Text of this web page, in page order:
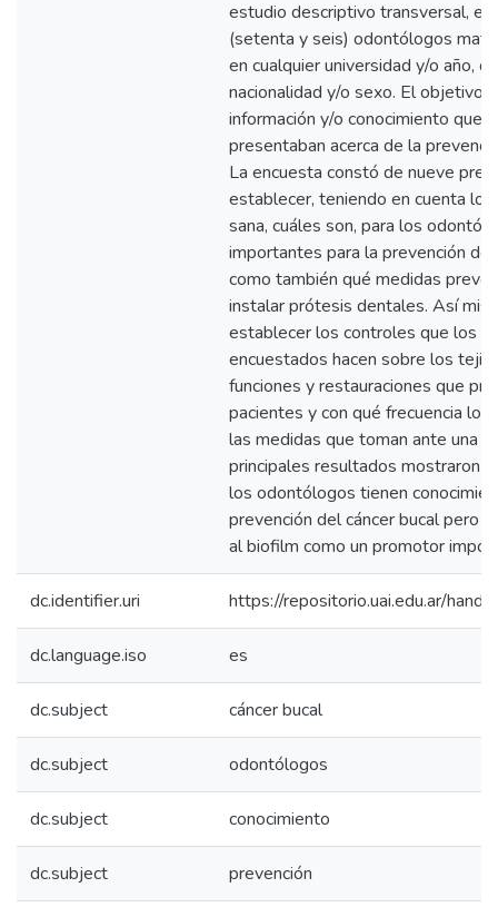
estudio descriptivo transversal,
(setenta y seis) odontólogos
en cualquier universidad y/o año,
nacionalidad y/o sexo. El objetivo
información y/o conocimiento que
presentaban acerca de la
La encuesta constó de nueve
establecer, teniendo en cuenta
sana, cuáles son, para los
importantes para la prevención del
como también qué medidas
instalar prótesis dentales. Así
establecer los controles que los
encuestados hacen sobre los
funciones y restauraciones que
pacientes y con qué frecuencia lo
las medidas que toman ante una
principales resultados mostraron
los odontólogos tienen
prevención del cáncer bucal pero
al biofilm como un promotor
dc.identifier.uri https://repositorio.uai.edu.ar/
dc.language.iso es
dc.subject cáncer bucal
dc.subject odontólogos
dc.subject conocimiento
dc.subject prevención